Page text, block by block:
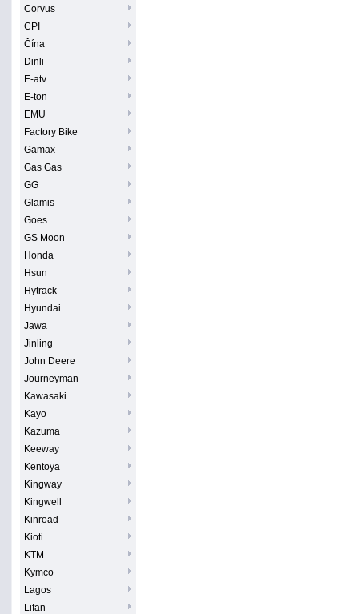
Corvus
CPI
Čína
Dinli
E-atv
E-ton
EMU
Factory Bike
Gamax
Gas Gas
GG
Glamis
Goes
GS Moon
Honda
Hsun
Hytrack
Hyundai
Jawa
Jinling
John Deere
Journeyman
Kawasaki
Kayo
Kazuma
Keeway
Kentoya
Kingway
Kingwell
Kinroad
Kioti
KTM
Kymco
Lagos
Lifan